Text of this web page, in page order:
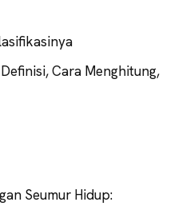
Cara Menghitung,
Seumur Hidup: